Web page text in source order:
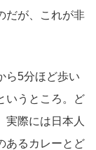
だが、これが非
ら5分ほど歩い
いうところ。ど
実際には日本人
あるカレーとど